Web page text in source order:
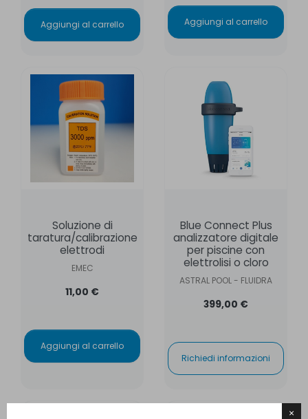
×
Aggiungi al carrello Aggiungi al carrello
Soluzione di
taratura/calibrazione
elettrodi
EMEC
11,00 €
Aggiungi al carrello
Blue Connect Plus
analizzatore digitale
per piscine con
elettrolisi o cloro
ASTRAL POOL - FLUIDRA
399,00 €
Richiedi informazioni